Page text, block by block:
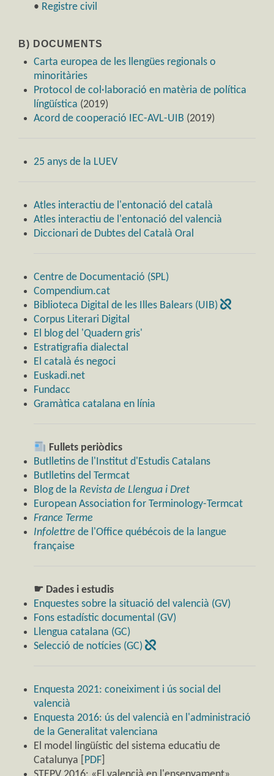
• Registre civil
B) DOCUMENTS
Carta europea de les llengües regionals o
minoritàries
Protocol de col·laboració en matèria de política
língüística (2019)
Acord de cooperació IEC-AVL-UIB (2019)
25 anys de la LUEV
Atles interactiu de l'entonació del català
Atles interactiu de l'entonació del valencià
Diccionari de Dubtes del Català Oral
Centre de Documentació (SPL)
Compendium.cat
Biblioteca Digital de les Illes Balears (UIB)
Corpus Literari Digital
El blog del 'Quadern gris'
Estratigrafia dialectal
El català és negoci
Euskadi.net
Fundacc
Gramàtica catalana en línia
Fullets periòdics
Butlletins de l'Institut d'Estudis Catalans
Butlletins del Termcat
Blog de la Revista de Llengua i Dret
European Association for Terminology-Termcat
France Terme
Infolettre de l'Office québécois de la langue
française
☛ Dades i estudis
Enquestes sobre la situació del valencià (GV)
Fons estadístic documental (GV)
Llengua catalana (GC)
Selecció de notícies (GC)
Enquesta 2021: coneiximent i ús social del
valencià
Enquesta 2016: ús del valencià en l'administració
de la Generalitat valenciana
El model lingüístic del sistema educatiu de
Catalunya [ PDF